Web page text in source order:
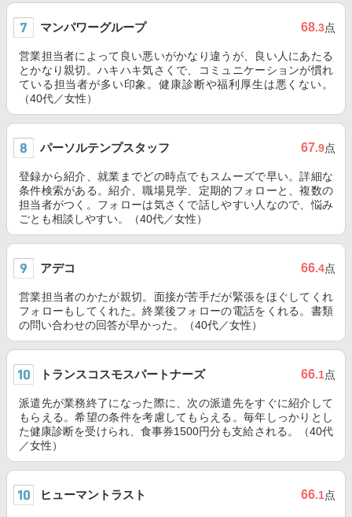
マンパワーグループ 68.3点
営業担当者によって良い悪いがかなり違うが、良い人にあたる
とかなり親切。ハキハキ気さくで、コミュニケーションが慣れ
ている担当者が多い印象。健康診断や福利厚生は悪くない。
（40代／女性）
パーソルテンプスタッフ 67.9点
登録から紹介、就業までどの時点でもスムーズで早い。詳細な
条件検索がある。紹介、職場見学、定期的フォローと、複数の
担当者がつく。フォローは気さくで話しやすい人なので、悩み
ごとも相談しやすい。（40代／女性）
アデコ 66.4点
営業担当者のかたが親切。面接が苦手だが緊張をほぐしてくれ
フォローもしてくれた。終業後フォローの電話をくれる。書類
の問い合わせの回答が早かった。（40代／女性）
トランスコスモスパートナーズ 66.1点
派遣先が業務終了になった際に、次の派遣先をすぐに紹介して
もらえる。希望の条件を考慮してもらえる。毎年しっかりとし
た健康診断を受けられ、食事券1500円分も支給される。（40代
／女性）
ヒューマントラスト 66.1点